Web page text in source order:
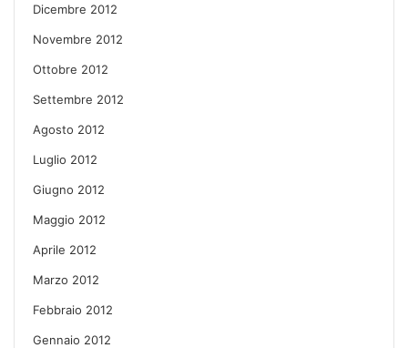
Dicembre 2012
Novembre 2012
Ottobre 2012
Settembre 2012
Agosto 2012
Luglio 2012
Giugno 2012
Maggio 2012
Aprile 2012
Marzo 2012
Febbraio 2012
Gennaio 2012